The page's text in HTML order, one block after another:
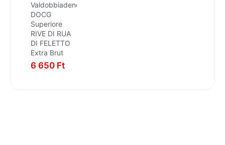
Valdobbiadene
DOCG
Superiore
RIVE DI RUA
DI FELETTO
Extra Brut
6 650 Ft